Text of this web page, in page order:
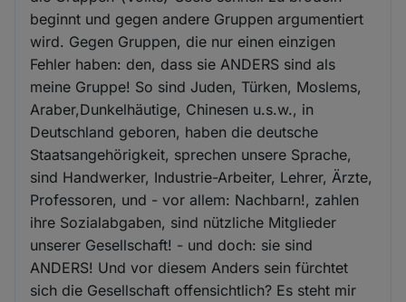
beginnt und gegen andere Gruppen argumentiert
wird. Gegen Gruppen, die nur einen einzigen
Fehler haben: den, dass sie ANDERS sind als
meine Gruppe! So sind Juden, Türken, Moslems,
Araber,Dunkelhäutige, Chinesen u.s.w., in
Deutschland geboren, haben die deutsche
Staatsangehörigkeit, sprechen unsere Sprache,
sind Handwerker, Industrie-Arbeiter, Lehrer, Ärzte,
Professoren, und - vor allem: Nachbarn!, zahlen
ihre Sozialabgaben, sind nützliche Mitglieder
unserer Gesellschaft! - und doch: sie sind
ANDERS! Und vor diesem Anders sein fürchtet
sich die Gesellschaft offensichtlich? Es steht mir